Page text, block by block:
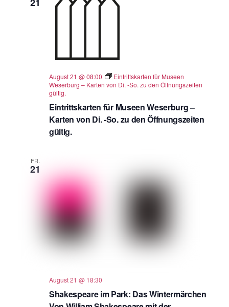
Eintrittskarten für Museen Weserburg –
Karten von Di. -So. zu den Öffnungszeiten
gültig.
August 21 @ 08:00
Eintrittskarten für Museen
Weserburg – Karten von Di. -So. zu den Öffnungszeiten
gültig.
FR.
21
Shakespeare im Park: Das Wintermärchen
August 21 @ 18:30